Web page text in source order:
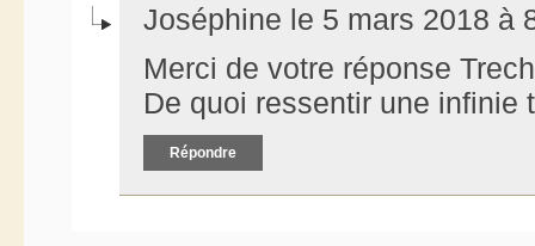
Joséphine le 5 mars 2018 à
Merci de votre réponse
De quoi ressentir une infinie
Répondre